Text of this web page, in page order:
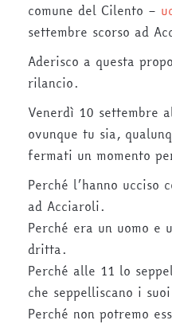
comune del Cilento –
settembre scorso ad
Aderisco a questa
rilancio.
Venerdì 10 settembre
ovunque tu sia,
fermati un momento
Perché l’hanno ucciso
ad Acciaroli.
Perché era un uomo e
dritta.
Perché alle 11 lo
che seppelliscano i
Perché non potremo